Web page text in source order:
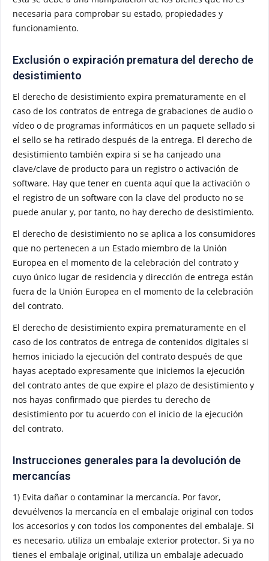
necesaria para comprobar su estado, propiedades y
funcionamiento.
Exclusión o expiración prematura del derecho de
desistimiento
El derecho de desistimiento expira prematuramente en el
caso de los contratos de entrega de grabaciones de audio o
vídeo o de programas informáticos en un paquete sellado si
el sello se ha retirado después de la entrega. El derecho de
desistimiento también expira si se ha canjeado una
clave/clave de producto para un registro o activación de
software. Hay que tener en cuenta aquí que la activación o
el registro de un software con la clave del producto no se
puede anular y, por tanto, no hay derecho de desistimiento.
El derecho de desistimiento no se aplica a los consumidores
que no pertenecen a un Estado miembro de la Unión
Europea en el momento de la celebración del contrato y
cuyo único lugar de residencia y dirección de entrega están
fuera de la Unión Europea en el momento de la celebración
del contrato.
El derecho de desistimiento expira prematuramente en el
caso de los contratos de entrega de contenidos digitales si
hemos iniciado la ejecución del contrato después de que
hayas aceptado expresamente que iniciemos la ejecución
del contrato antes de que expire el plazo de desistimiento y
nos hayas confirmado que pierdes tu derecho de
desistimiento por tu acuerdo con el inicio de la ejecución
del contrato.
Instrucciones generales para la devolución de
mercancías
1) Evita dañar o contaminar la mercancía. Por favor,
devuélvenos la mercancía en el embalaje original con todos
los accesorios y con todos los componentes del embalaje. Si
es necesario, utiliza un embalaje exterior protector. Si ya no
tienes el embalaje original, utiliza un embalaje adecuado